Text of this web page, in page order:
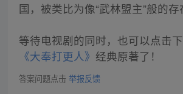
国，被类比为像“武林盟主”般的存
等待电视剧的同时，也可以点击
《大奉打更人》 经典原著了！
答案问题点击 举报反馈